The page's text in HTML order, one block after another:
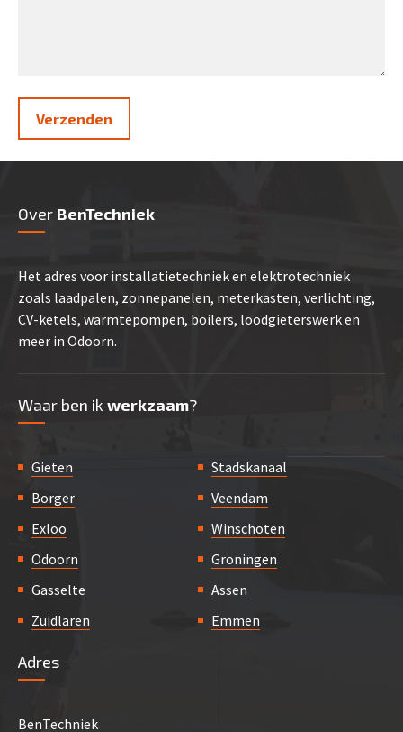
Verzenden
Over BenTechniek
Het adres voor installatietechniek en elektrotechniek
zoals laadpalen, zonnepanelen, meterkasten, verlichting,
CV-ketels, warmtepompen, boilers, loodgieterswerk en
meer in Odoorn.
Waar ben ik werkzaam?
Gieten
Borger
Exloo
Odoorn
Gasselte
Zuidlaren
Stadskanaal
Veendam
Winschoten
Groningen
Assen
Emmen
Adres
BenTechniek